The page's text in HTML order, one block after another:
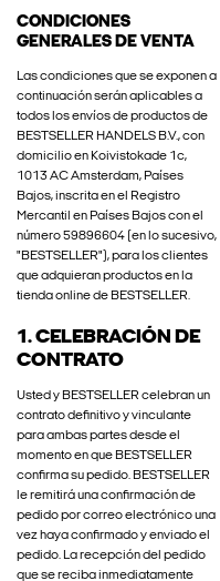
CONDICIONES
GENERALES DE VENTA
Las condiciones que se exponen a
continuación serán aplicables a
todos los envíos de productos de
BESTSELLER HANDELS B.V., con
domicilio en Koivistokade 1c,
1013 AC Amsterdam, Países
Bajos, inscrita en el Registro
Mercantil en Países Bajos con el
número 59896604 (en lo sucesivo,
"BESTSELLER"), para los clientes
que adquieran productos en la
tienda online de BESTSELLER.
1. CELEBRACIÓN DE
CONTRATO
Usted y BESTSELLER celebran un
contrato definitivo y vinculante
para ambas partes desde el
momento en que BESTSELLER
confirma su pedido. BESTSELLER
le remitirá una confirmación de
pedido por correo electrónico una
vez haya confirmado y enviado el
pedido. La recepción del pedido
que se reciba inmediatamente